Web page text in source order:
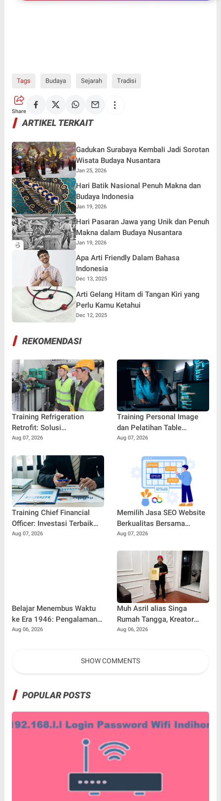
Tags Budaya Sejarah Tradisi
Share
ARTIKEL TERKAIT
Gadukan Surabaya Kembali Jadi Sorotan
Wisata Budaya Nusantara
Jan 25, 2026
Hari Batik Nasional Penuh Makna dan
Budaya Indonesia
Jan 19, 2026
Hari Pasaran Jawa yang Unik dan Penuh
Makna dalam Budaya Nusantara
Jan 19, 2026
Apa Arti Friendly Dalam Bahasa
Indonesia
Dec 13, 2025
Arti Gelang Hitam di Tangan Kiri yang
Perlu Kamu Ketahui
Dec 12, 2025
REKOMENDASI
Training Refrigeration
Retrofit: Solusi
Meningkatkan Efisiensi dan
Pendingin Modern
Aug 07, 2026
Training Personal Image
dan Pelatihan Table
Manners: Kunci
Profesionalisme dan
Kepercayaan Diri di Dunia
Aug 07, 2026
Training Chief Financial
Officer: Investasi Terbaik
untuk Mencetak Pemimpin
Aug 07, 2026
Memilih Jasa SEO Website
Berkualitas Bersama
SEOBITT untuk
Aug 07, 2026
Belajar Menembus Waktu
ke Era 1946: Pengalaman
Magang Radityo Kusuma
Aug 06, 2026
Muh Asril alias Singa
Rumah Tangga, Kreator
Kocak yang Jago Bikin
Aug 06, 2026
SHOW COMMENTS
POPULAR POSTS